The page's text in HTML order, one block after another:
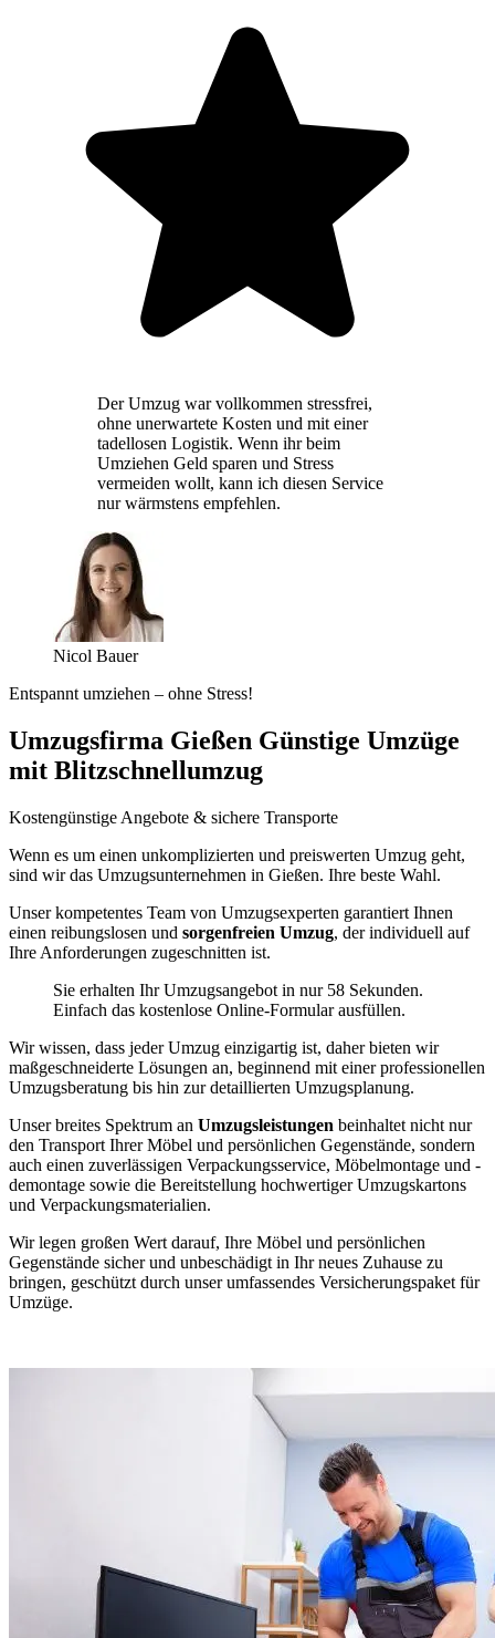
Der Umzug war vollkommen stressfrei,
ohne unerwartete Kosten und mit einer
tadellosen Logistik. Wenn ihr beim
Umziehen Geld sparen und Stress
vermeiden wollt, kann ich diesen Service
nur wärmstens empfehlen.
Nicol Bauer
Entspannt umziehen – ohne Stress!
Umzugsfirma Gießen Günstige Umzüge
mit Blitzschnellumzug
Kostengünstige Angebote & sichere Transporte
Wenn es um einen unkomplizierten und preiswerten Umzug geht,
sind wir das Umzugsunternehmen in Gießen. Ihre beste Wahl.
Unser kompetentes Team von Umzugsexperten garantiert Ihnen
einen reibungslosen und sorgenfreien Umzug, der individuell auf
Ihre Anforderungen zugeschnitten ist.
Sie erhalten Ihr Umzugsangebot in nur 58 Sekunden.
Einfach das kostenlose Online-Formular ausfüllen.
Wir wissen, dass jeder Umzug einzigartig ist, daher bieten wir
maßgeschneiderte Lösungen an, beginnend mit einer professionellen
Umzugsberatung bis hin zur detaillierten Umzugsplanung.
Unser breites Spektrum an Umzugsleistungen beinhaltet nicht nur
den Transport Ihrer Möbel und persönlichen Gegenstände, sondern
auch einen zuverlässigen Verpackungsservice, Möbelmontage und -
demontage sowie die Bereitstellung hochwertiger Umzugskartons
und Verpackungsmaterialien.
Wir legen großen Wert darauf, Ihre Möbel und persönlichen
Gegenstände sicher und unbeschädigt in Ihr neues Zuhause zu
bringen, geschützt durch unser umfassendes Versicherungspaket für
Umzüge.